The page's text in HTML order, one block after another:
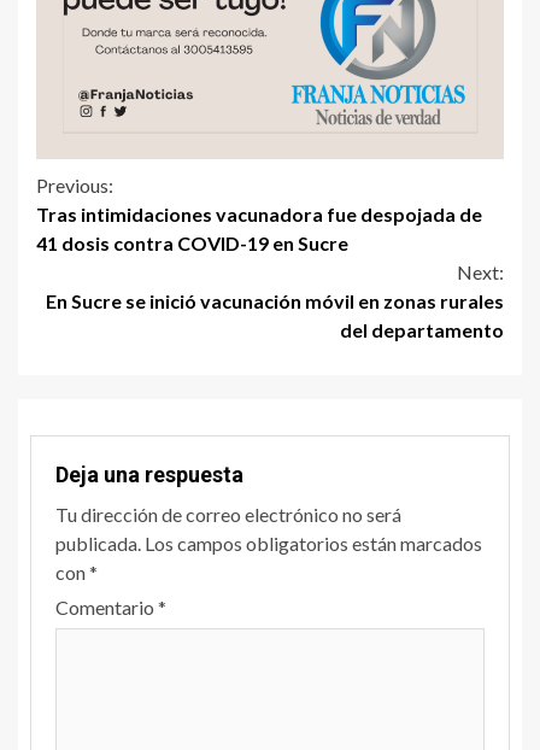
Previous:
Tras intimidaciones vacunadora fue despojada de
41 dosis contra COVID-19 en Sucre
Next:
En Sucre se inició vacunación móvil en zonas rurales
del departamento
Deja una respuesta
Tu dirección de correo electrónico no será
publicada. Los campos obligatorios están marcados
con*
Comentario *